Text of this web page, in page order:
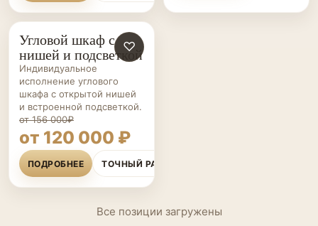
ШКАФЫ НА ЗАКАЗ ♡
Угловой шкаф с
нишей и подсветкой
Индивидуальное
исполнение углового
шкафа с открытой нишей
и встроенной подсветкой.
от 156 000₽
от 120 000 ₽
ПОДРОБНЕЕ ТОЧНЫЙ РАСЧЁТ
Все позиции загружены